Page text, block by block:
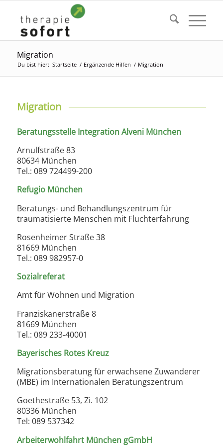
Migration
Du bist hier: Startseite / Ergänzende Hilfen / Migration
Migration
Beratungsstelle Integration Alveni München
Arnulfstraße 83
80634 München
Tel.: 089 724499-200
Refugio München
Beratungs- und Behandlungszentrum für
traumatisierte Menschen mit Fluchterfahrung
Rosenheimer Straße 38
81669 München
Tel.: 089 982957-0
Sozialreferat
Amt für Wohnen und Migration
Franziskanerstraße 8
81669 München
Tel.: 089 233-40001
Bayerisches Rotes Kreuz
Migrationsberatung für erwachsene Zuwanderer
(MBE) im Internationalen Beratungszentrum
Goethestraße 53, Zi. 102
80336 München
Tel: 089 537342
Arbeiterwohlfahrt München gGmbH